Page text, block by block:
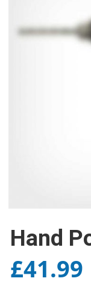
Hand
£41.99